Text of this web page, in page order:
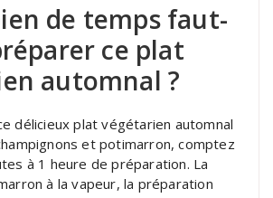
de temps faut-
ce plat
automnal ?
délicieux plat végétarien automnal
et potimarron, comptez
à 1 heure de préparation. La
à la vapeur, la préparation